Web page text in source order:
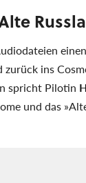
zurück ins
spricht Pilotin
und das